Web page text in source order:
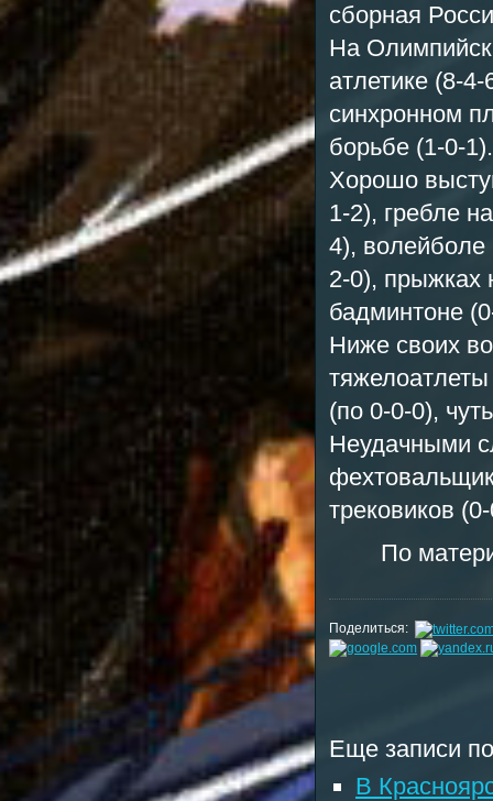
сборная
На
атлетике (8-
синхронном
борьбе (1-0-1).
Хорошо
1-2), гребле
4), волейболе
2-0), прыжках
бадминтоне
Ниже своих
тяжелоатлеты
(по 0-0-0),
Неудачными
трековиков
По
Поделиться:
Еще записи
В